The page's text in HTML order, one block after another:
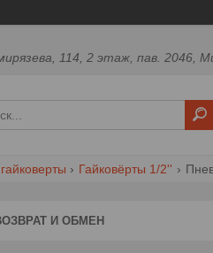
114, 2 этаж, пав. 2046,
Гайковёрты 1/2''
И ОБМЕН